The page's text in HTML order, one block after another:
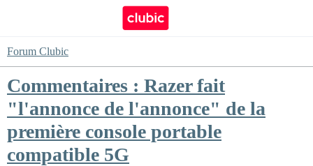
Forum Clubic
Commentaires : Razer fait
"l'annonce de l'annonce" de la
première console portable
compatible 5G